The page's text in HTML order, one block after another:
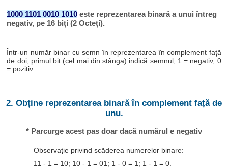
1000 1101 0010 1010 este reprezentarea binară a unui întreg
negativ, pe 16 biți (2 Octeți).
Într-un număr binar cu semn în reprezentarea în complement față
de doi, primul bit (cel mai din stânga) indică semnul, 1 = negativ, 0
= pozitiv.
2. Obține reprezentarea binară în complement față de
unu.
* Parcurge acest pas doar dacă numărul e negativ
Observație privind scăderea numerelor binare:
11 - 1 = 10; 10 - 1 = 01; 1 - 0 = 1; 1 - 1 = 0.